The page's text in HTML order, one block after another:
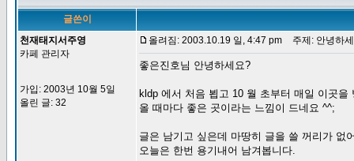
글쓴이
천재태지서주영
카페 관리자
가입: 2003년 10월 5일
올린 글: 32
올려짐: 2003.10.19 일, 4:47 pm 주제: 안녕하
좋은진호님 안녕하세요?
kldp 에서 처음 뵙고 10 월 초부터 매일 이곳을
올 때마다 좋은 곳이라는 느낌이 드네요 ^^;
글은 남기고 싶은데 마땅히 글을 쓸 꺼리가 없
오늘은 한번 용기내어 남겨봅니다.